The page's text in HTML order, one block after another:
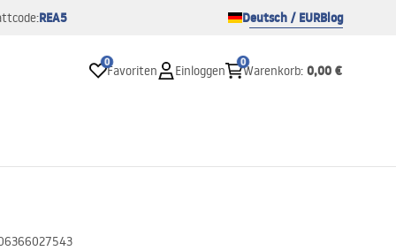
REA5 Deutsch / EURBlog
0
Favoriten Einloggen
0
Warenkorb: 0,00 €